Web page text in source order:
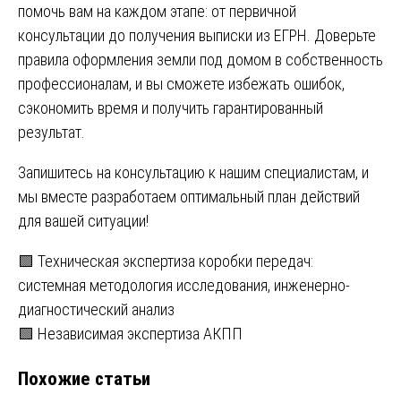
помочь вам на каждом этапе: от первичной
консультации до получения выписки из ЕГРН. Доверьте
правила оформления земли под домом в собственность
профессионалам, и вы сможете избежать ошибок,
сэкономить время и получить гарантированный
результат.
Запишитесь на консультацию к нашим специалистам, и
мы вместе разработаем оптимальный план действий
для вашей ситуации!
Навигация
по
записям
🟩 Техническая экспертиза коробки передач:
системная методология исследования, инженерно-
диагностический анализ
🟩 Независимая экспертиза АКПП
Похожие статьи